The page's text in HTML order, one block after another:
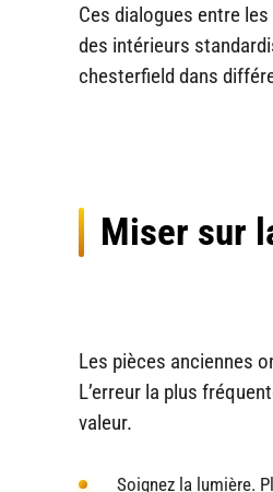
Ces dialogues entre
des intérieurs
chesterfield dans
Miser sur
Les pièces anciennes
L’erreur la plus
valeur.
Soignez la lumière.